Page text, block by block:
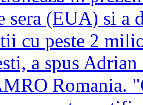
sera (EUA) si a
cu peste 2
a spus
Romania.